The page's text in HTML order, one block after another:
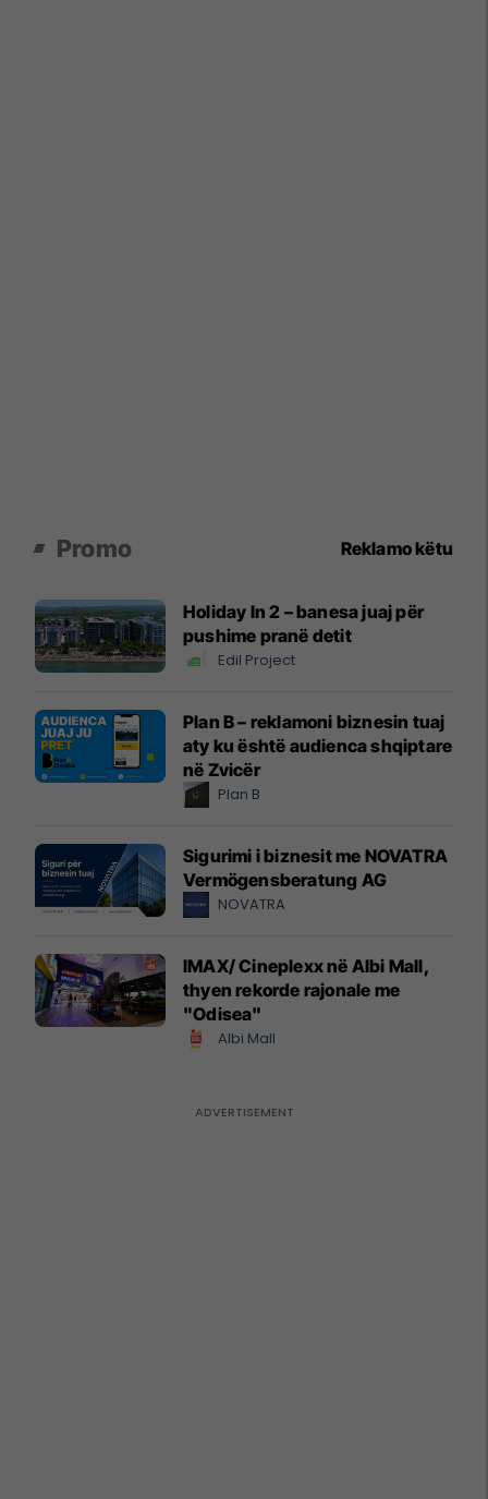
Promo Reklamo këtu
Holiday In 2 – banesa juaj për
pushime pranë detit
Edil Project
Plan B – reklamoni biznesin tuaj
aty ku është audienca shqiptare
në Zvicër
Plan B
Sigurimi i biznesit me NOVATRA
Vermögensberatung AG
NOVATRA
IMAX/ Cineplexx në Albi Mall,
thyen rekorde rajonale me
"Odisea"
Albi Mall